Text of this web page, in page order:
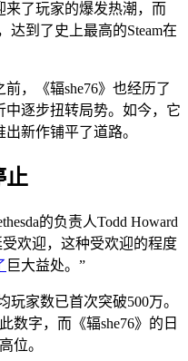
来了玩家的爆发热潮，而
达到了史上最高的Steam在
，《辐she76》也经历了
中逐步扭转局势。如今，它
新作铺平了道路。
止
的负责人Todd Howard
欢迎，这种受欢迎的程度
巨大益处。”
玩家数已首次突破500万。
数字，而《辐she76》的日
位。